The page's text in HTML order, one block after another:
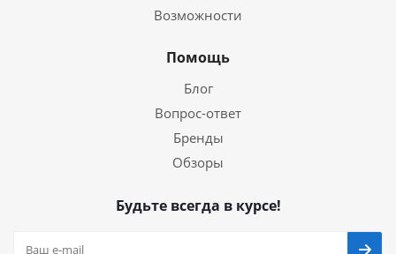
Возможности
Помощь
Блог
Вопрос-ответ
Бренды
Обзоры
Будьте всегда в курсе!